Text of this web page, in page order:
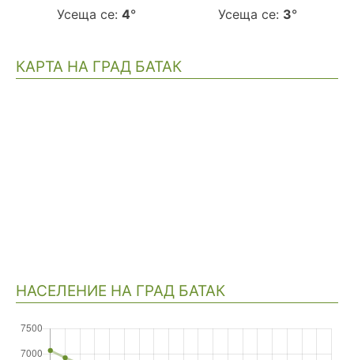
Усеща се: 4°
Усеща се: 3°
КАРТА НА ГРАД БАТАК
НАСЕЛЕНИЕ НА ГРАД БАТАК